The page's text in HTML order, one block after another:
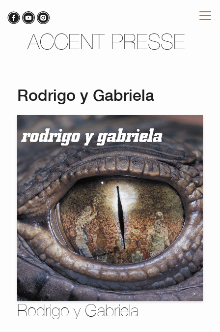
ACCENT PRESSE
Rodrigo y Gabriela
Rodrigo y Gabriela